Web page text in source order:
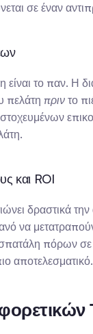
σε έναν
το παν. Η
πελάτη πριν το
και ROI
δραστικά
να
σπατάλη πόρων
αποτελεσματικό.